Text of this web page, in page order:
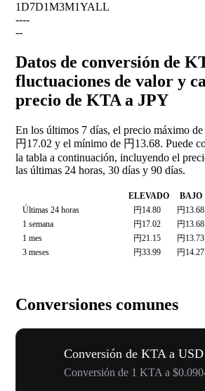
1D7D1M3M1YALL
----
--
Datos de conversión de
fluctuaciones de valor y
precio de KTA a JPY
En los últimos 7 días, el precio máximo
円17.02 y el mínimo de 円13.68. Puede
la tabla a continuación, incluyendo el
las últimas 24 horas, 30 días y 90 días.
ELEVADO BAJO
Últimas 24 horas
円14.80 円13.68
1 semana
円17.02 円13.68
1 mes
円21.15 円13.73
3 meses
円33.99 円14.27
Conversiones comunes
Conversión de KTA a USD
Conversión de 1 KTA a